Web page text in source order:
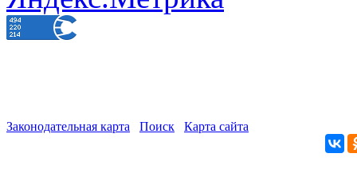
Законодательная карта Поиск Карта сайта